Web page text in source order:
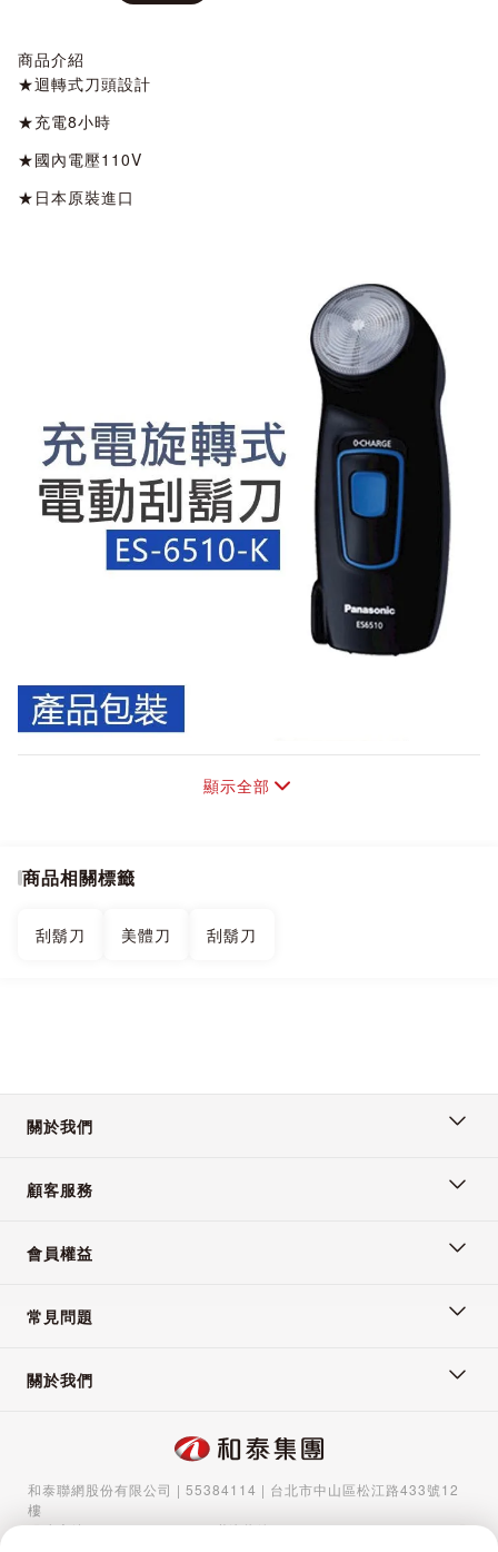
商品介紹
★迴轉式刀頭設計
★充電8小時
★國內電壓110V
★日本原裝進口
顯示全部
商品相關標籤
刮鬍刀 美體刀 刮鬍刀
關於我們
顧客服務
會員權益
常見問題
關於我們
和泰聯網股份有限公司 | 55384114 | 台北市中山區松江路433號12
樓
服務專線：02-5570-1788| 聯絡信箱：gocs@hotaigo.com.tw| 服